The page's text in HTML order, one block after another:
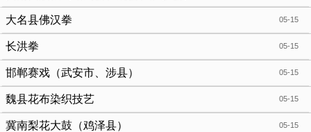
05-15
大名县佛汉拳
05-15
长洪拳
05-15
邯郸赛戏（武安市、涉县）
05-15
魏县花布染织技艺
05-15
冀南梨花大鼓（鸡泽县）